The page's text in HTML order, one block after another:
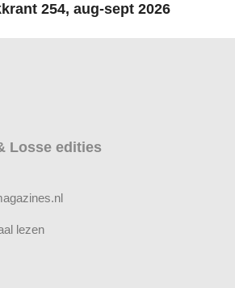
254, aug-sept 2026
Losse edities
lezen